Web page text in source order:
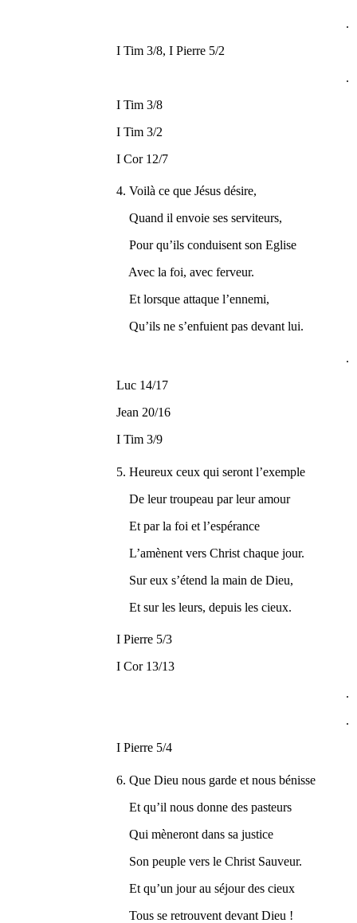
.
I Tim 3/8, I Pierre 5/2
.
I Tim 3/8
I Tim 3/2
I Cor 12/7
4. Voilà ce que Jésus désire,
Quand il envoie ses serviteurs,
Pour qu’ils conduisent son Eglise
Avec la foi, avec ferveur.
Et lorsque attaque l’ennemi,
Qu’ils ne s’enfuient pas devant lui.
.
Luc 14/17
Jean 20/16
I Tim 3/9
5. Heureux ceux qui seront l’exemple
De leur troupeau par leur amour
Et par la foi et l’espérance
L’amènent vers Christ chaque jour.
Sur eux s’étend la main de Dieu,
Et sur les leurs, depuis les cieux.
I Pierre 5/3
I Cor 13/13
.
.
I Pierre 5/4
6. Que Dieu nous garde et nous bénisse
Et qu’il nous donne des pasteurs
Qui mèneront dans sa justice
Son peuple vers le Christ Sauveur.
Et qu’un jour au séjour des cieux
Tous se retrouvent devant Dieu !